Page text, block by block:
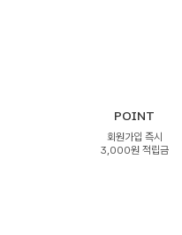
POINT
회원가입 즉시
3,000원 적립금